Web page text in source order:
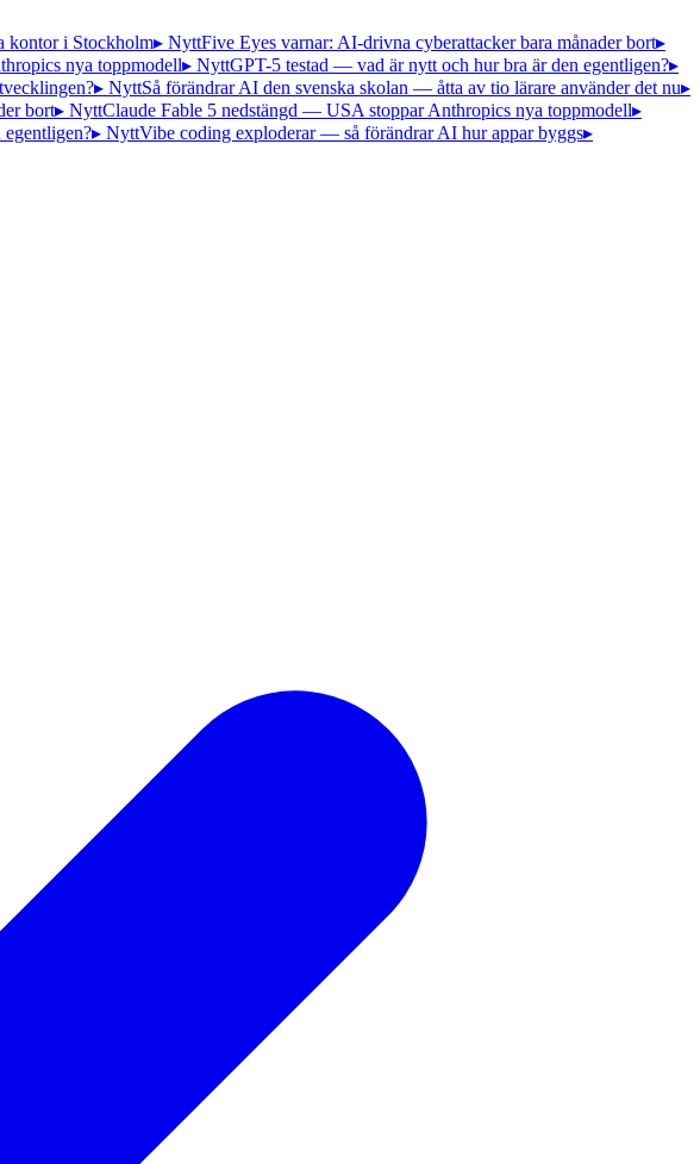
kontor i Stockholm▸ NyttFive Eyes varnar: AI-drivna cyberattacker bara månader bort▸
nya toppmodell▸ NyttGPT-5 testad — vad är nytt och hur bra är den egentligen?▸
▸ NyttSå förändrar AI den svenska skolan — åtta av tio lärare använder det nu▸
bort▸ NyttClaude Fable 5 nedstängd — USA stoppar Anthropics nya toppmodell▸
▸ NyttVibe coding exploderar — så förändrar AI hur appar byggs▸